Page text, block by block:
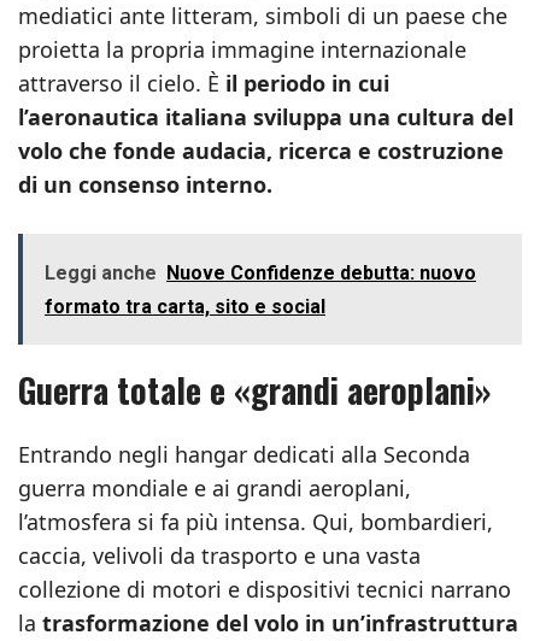
mediatici ante litteram, simboli di un paese che
proietta la propria immagine internazionale
attraverso il cielo. È il periodo in cui
l’aeronautica italiana sviluppa una cultura del
volo che fonde audacia, ricerca e costruzione
di un consenso interno.
Leggi anche Nuove Confidenze debutta: nuovo
formato tra carta, sito e social
Guerra totale e «grandi aeroplani»
Entrando negli hangar dedicati alla Seconda
guerra mondiale e ai grandi aeroplani,
l’atmosfera si fa più intensa. Qui, bombardieri,
caccia, velivoli da trasporto e una vasta
collezione di motori e dispositivi tecnici narrano
la trasformazione del volo in un’infrastruttura